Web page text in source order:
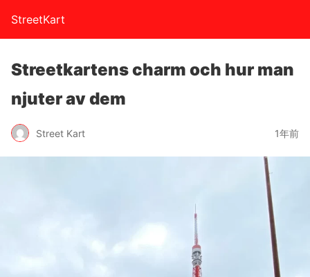
StreetKart
Streetkartens charm och hur man
njuter av dem
Street Kart 1年前